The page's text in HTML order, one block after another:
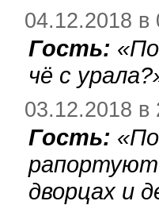
04.12.2018 в
Гость: «
чё с урала?
03.12.2018 в
Гость: «
рапортуют
дворцах и